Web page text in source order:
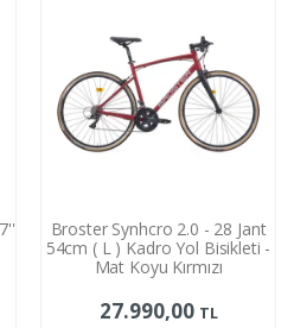
Broster Synhcro 2.0 - 28 Jant
54cm ( L ) Kadro Yol Bisikleti -
Mat Koyu Kırmızı
27.990,00 TL